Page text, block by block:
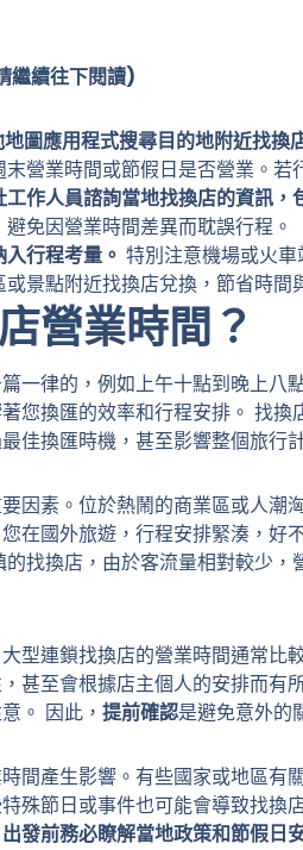
繼續往下閱讀)
圖應用程式搜尋目的地附近找換
營業時間或節假日是否營業。
作人員諮詢當地找換店的資訊，
免因營業時間差異而耽誤行程。
行程考量。 特別注意機場或火
景點附近找換店兌換，節省時間
營業時間？
一律的，例如上午十點到晚上八
您換匯的效率和行程安排。 找
佳換匯時機，甚至影響整個旅行
因素。位於熱鬧的商業區或人
在國外旅遊，行程安排緊湊，
找換店，由於客流量相對較少
型連鎖找換店的營業時間通常
甚至會根據店主個人的安排而
。 因此， 提前確認是避免意外的
間產生影響。有些國家或地區
殊節日或事件也可能會導致找
出發前務必瞭解當地政策和節假日